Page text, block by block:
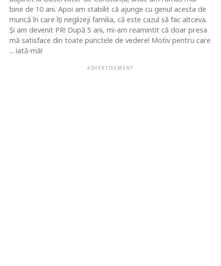
bine de 10 ani. Apoi am stabilit că ajunge cu genul acesta de
muncă în care îţi neglizeji familia, că este cazul să fac altceva.
Şi am devenit PR! După 5 ani, mi-am reamintit că doar presa
mă satisface din toate punctele de vedere! Motiv pentru care
... iată-mă!
ADVERTISEMENT